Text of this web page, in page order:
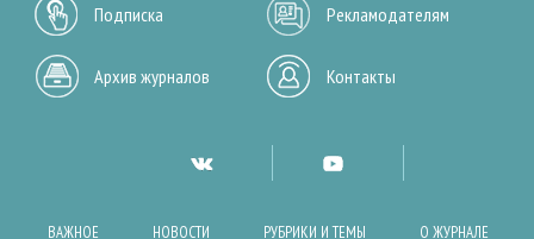
Подписка Рекламодателям
Архив журналов Контакты
ВАЖНОЕ НОВОСТИ РУБРИКИ И ТЕМЫ О ЖУРНАЛЕ